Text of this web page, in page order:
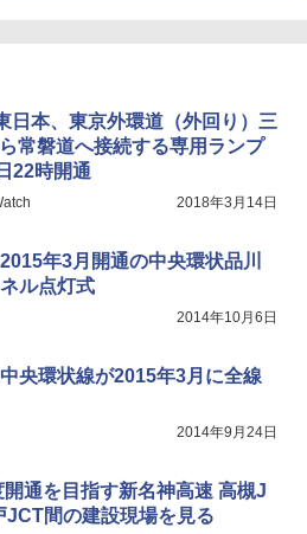
日本、東京外環道（外回り）三
常磐道へ接続する専用ランプ
22時開通
2018年3月14日
年3月開通の中央環状品川
ル点灯式
2014年10月6日
央環状線が2015年3月に全線
2014年9月24日
通を目指す新名神高速 高槻J
JCT間の建設現場を見る